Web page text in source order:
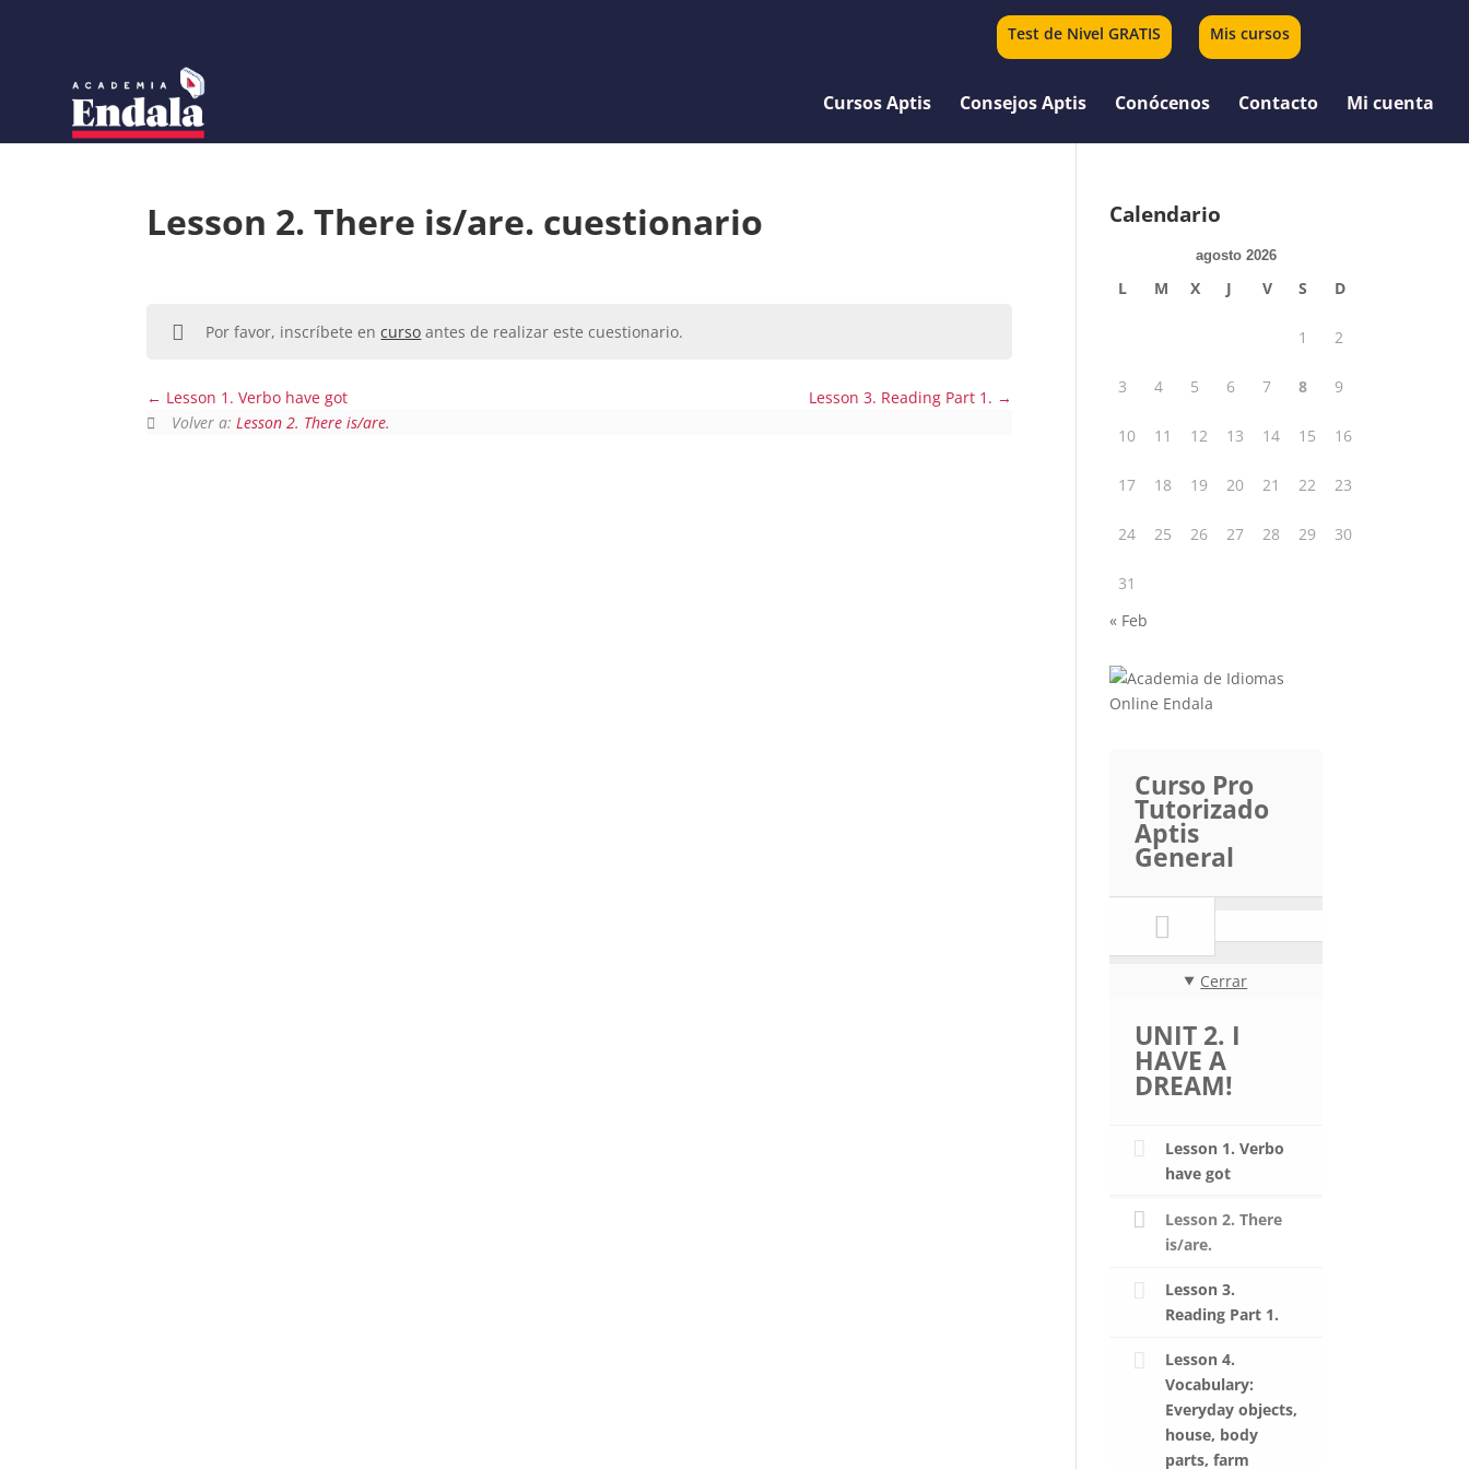
Test de Nivel GRATIS Mis cursos
Cursos Aptis Consejos Aptis Conócenos Contacto Mi cuenta
Lesson 2. There is/are. cuestionario
Por favor, inscríbete encurso antes de realizar este cuestionario.
Lesson 1. Verbo have got
Lesson 3. Reading Part 1.
Volver a:Lesson 2. There is/are.
Calendario
agosto 2026
L M X J V S D
1 2
3 4 5 6 7 8 9
10 11 12 13 14 15 16
17 18 19 20 21 22 23
24 25 26 27 28 29 30
31
« Feb
Curso Pro
Tutorizado
Aptis
General
Cerrar
UNIT 2. I
HAVE A
DREAM!
Lesson 1. Verbo
have got
Lesson 2. There
is/are.
Lesson 3.
Reading Part 1.
Lesson 4.
Vocabulary:
Everyday objects,
house, body
parts, farm